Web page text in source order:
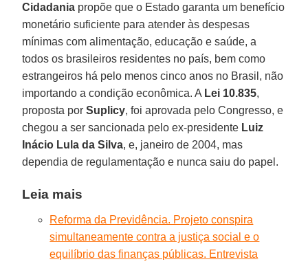
Cidadania propõe que o Estado garanta um benefício
monetário suficiente para atender às despesas
mínimas com alimentação, educação e saúde, a
todos os brasileiros residentes no país, bem como
estrangeiros há pelo menos cinco anos no Brasil, não
importando a condição econômica. A Lei 10.835,
proposta porSuplicy, foi aprovada pelo Congresso, e
chegou a ser sancionada pelo ex-presidente Luiz
Inácio Lula da Silva, e, janeiro de 2004, mas
dependia de regulamentação e nunca saiu do papel.
Leia mais
Reforma da Previdência. Projeto conspira
simultaneamente contra a justiça social e o
equilíbrio das finanças públicas. Entrevista